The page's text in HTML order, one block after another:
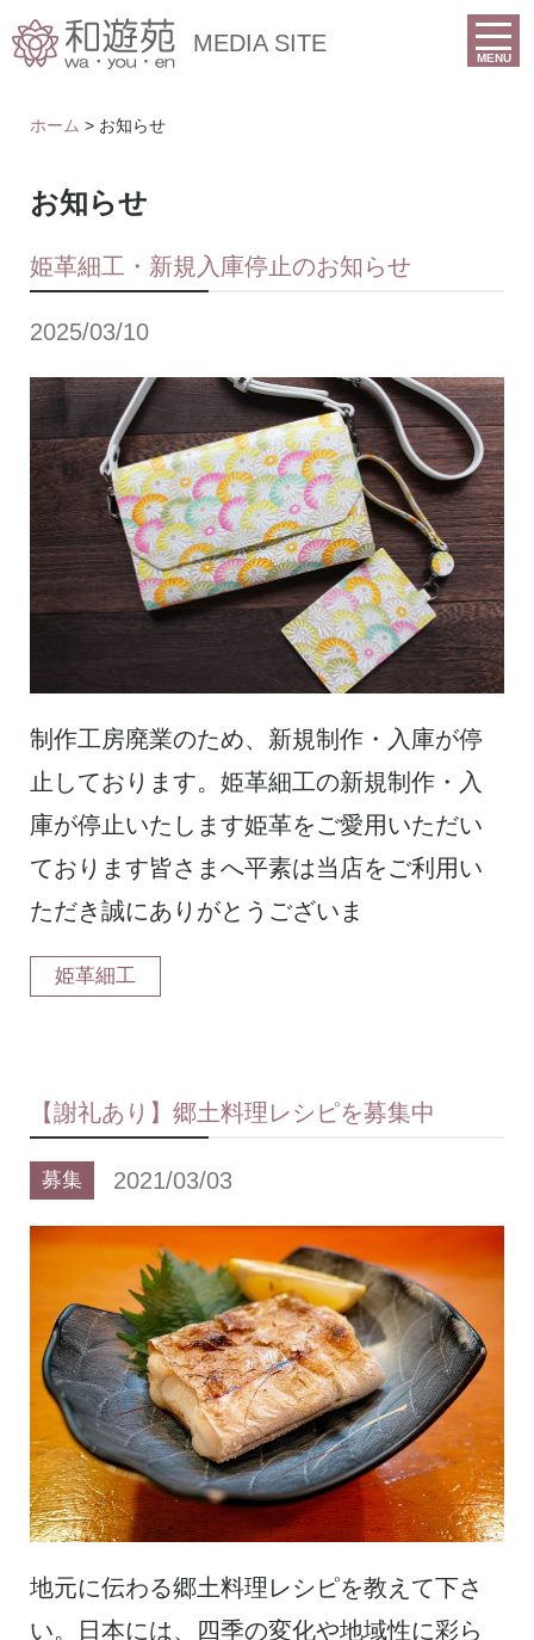
MEDIA SITE
MENU
ホーム > お知らせ
お知らせ
姫革細工・新規入庫停止のお知らせ
2025/03/10
制作工房廃業のため、新規制作・入庫が停
止しております。姫革細工の新規制作・入
庫が停止いたします姫革をご愛用いただい
ております皆さまへ平素は当店をご利用い
ただき誠にありがとうございま
姫革細工
【謝礼あり】郷土料理レシピを募集中
募集 2021/03/03
地元に伝わる郷土料理レシピを教えて下さ
い。日本には、四季の変化や地域性に彩ら